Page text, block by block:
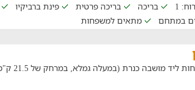
1
בריכה בריכה פרטית פינת ברביקיו
במתחם
מתאים למשפחות
ליד מושבה כנרת (במעלה גמלא, במרחק של 21.5 ק"מ)